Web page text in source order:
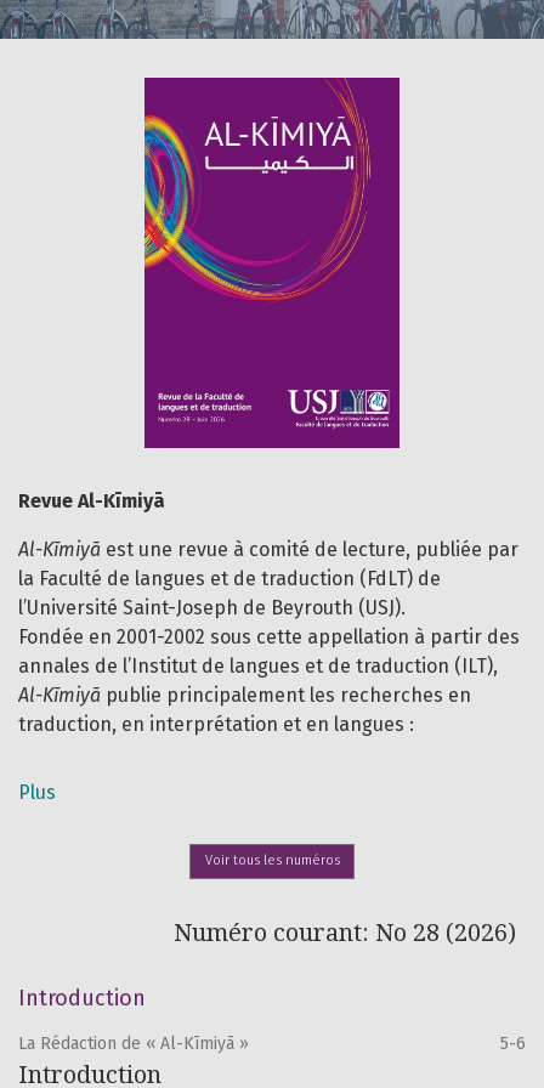
Revue Al-Kīmiyā
Al-Kīmiyā est une revue à comité de lecture, publiée par
la Faculté de langues et de traduction (FdLT) de
l’Université Saint-Joseph de Beyrouth (USJ).
Fondée en 2001-2002 sous cette appellation à partir des
annales de l’Institut de langues et de traduction (ILT),
Al-Kīmiyā publie principalement les recherches en
traduction, en interprétation et en langues :
communication interculturelle, enseignement de la
C’est une revue biannuelle plurilingue recevant des
espagnol, en italien et en allemand. Le choix des
ainsi dans leurs articles la diversité des approches et
disciplines.
Chaque numéro comprend aussi une section de
Plus
Voir tous les numéros
Numéro courant: No 28 (2026)
Introduction
La Rédaction de « Al-Kīmiyā » 5-6
Introduction